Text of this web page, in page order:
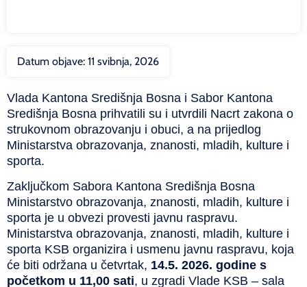
Datum objave: 11 svibnja, 2026
Vlada Kantona Središnja Bosna i Sabor Kantona
Središnja Bosna prihvatili su i utvrdili Nacrt zakona o
strukovnom obrazovanju i obuci, a na prijedlog
Ministarstva obrazovanja, znanosti, mladih, kulture i
sporta.
Zaključkom Sabora Kantona Središnja Bosna
Ministarstvo obrazovanja, znanosti, mladih, kulture i
sporta je u obvezi provesti javnu raspravu.
Ministarstva obrazovanja, znanosti, mladih, kulture i
sporta KSB organizira i usmenu javnu raspravu, koja
će biti održana u četvrtak, 14.5. 2026. godine s
početkom u 11,00 sati, u zgradi Vlade KSB – sala